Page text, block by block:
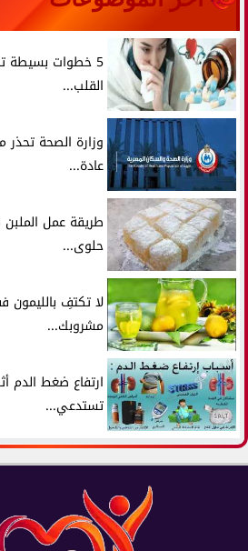
5 خطوات بسيطة
القلب...
وزارة الصحة
عادة...
طريقة عمل
حلوى...
لا تكتفِ
مشروبك...
ارتفاع ضغط الدم
تستدعي...